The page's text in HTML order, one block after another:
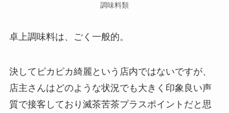
調味料類
卓上調味料は、ごく一般的。
決してピカピカ綺麗という店内ではないですが、
店主さんはどのような状況でも大きく印象良い声
質で接客しており滅茶苦茶プラスポイントだと思